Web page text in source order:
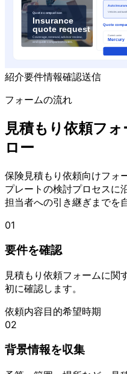
紹介要件情報確認送信
フォームの流れ
見積もり依頼フ
ロー
保険見積もり依頼向けフォ
プレートの検討プロセスに
担当者への引き継ぎまでを
01
要件を確認
見積もり依頼フォームに関
初に確認します。
依頼内容目的希望時期
02
背景情報を収集